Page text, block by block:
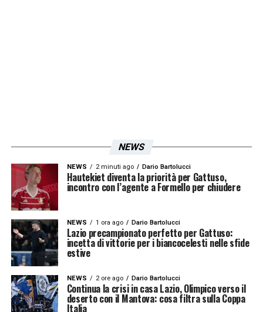
LA PLAYLIST DELLE NOSTRE TOP NEWS
NEWS
NEWS 2 minuti ago Dario Bartolucci
Hautekiet diventa la priorità per Gattuso,
incontro con l’agente a Formello per chiudere
NEWS 1 ora ago Dario Bartolucci
Lazio precampionato perfetto per Gattuso:
incetta di vittorie per i biancocelesti nelle sfide
estive
NEWS 2 ore ago Dario Bartolucci
Continua la crisi in casa Lazio, Olimpico verso il
deserto con il Mantova: cosa filtra sulla Coppa
Italia